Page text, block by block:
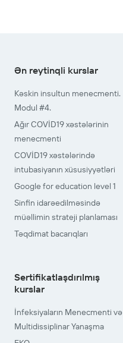
Ən reytinqli kurslar
Kəskin insultun menecmenti.
Modul #4.
Ağır COVİD19 xəstələrinin
menecmenti
COVİD19 xəstələrində
intubasiyanın xüsusiyyətləri
Google for education level 1
Sinfin idarəedilməsində
müəllimin strateji planlaması
Təqdimat bacarıqları
Sertifikatlaşdırılmış
kurslar
İnfeksiyaların Menecmenti və
Multidissiplinar Yanaşma